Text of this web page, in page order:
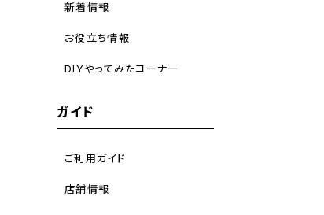
新着情報
お役立ち情報
DIYやってみたコーナー
ガイド
ご利用ガイド
店舗情報